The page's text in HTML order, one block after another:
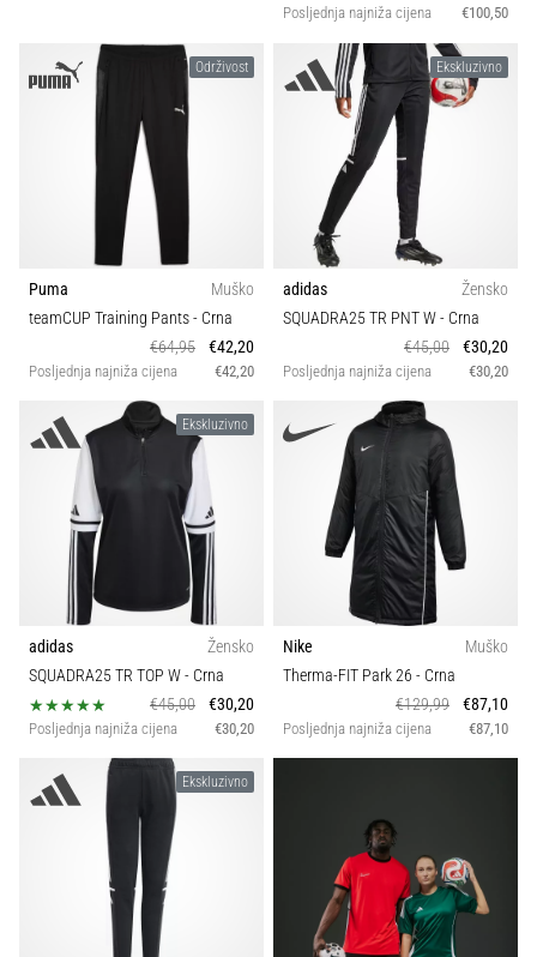
Posljednja najniža cijena €100,50
Održivost
Puma
Muško
teamCUP Training Pants- Crna
€64,95
€42,20
Posljednja najniža cijena €42,20
Ekskluzivno
adidas
Žensko
SQUADRA25 TR PNT W- Crna
€45,00
€30,20
Posljednja najniža cijena €30,20
Ekskluzivno
adidas
Žensko
SQUADRA25 TR TOP W- Crna
€45,00
€30,20
Posljednja najniža cijena €30,20
Nike
Muško
Therma-FIT Park 26 - Crna
€129,99
€87,10
Posljednja najniža cijena €87,10
Ekskluzivno